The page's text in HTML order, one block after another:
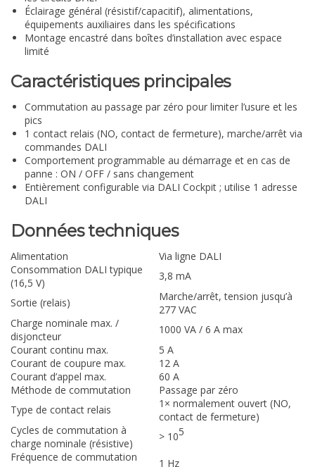
Éclairage général (résistif/capacitif), alimentations,
équipements auxiliaires dans les spécifications
Montage encastré dans boîtes d’installation avec espace
limité
Caractéristiques principales
Commutation au passage par zéro pour limiter l’usure et les
pics
1 contact relais (NO, contact de fermeture), marche/arrêt via
commandes DALI
Comportement programmable au démarrage et en cas de
panne : ON / OFF / sans changement
Entièrement configurable via DALI Cockpit ; utilise 1 adresse
DALI
Données techniques
Alimentation
Via ligne DALI
Consommation DALI typique
(16,5 V)
3,8 mA
Sortie (relais)
Marche/arrêt, tension jusqu’à
277 VAC
Charge nominale max. /
disjoncteur
1000 VA / 6 A max
Courant continu max.
5 A
Courant de coupure max.
12 A
Courant d’appel max.
60 A
Méthode de commutation
Passage par zéro
Type de contact relais
1× normalement ouvert (NO,
contact de fermeture)
Cycles de commutation à
charge nominale (résistive)
> 105
Fréquence de commutation
1 Hz